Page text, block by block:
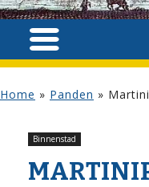
Home » Panden »
Binnenstad